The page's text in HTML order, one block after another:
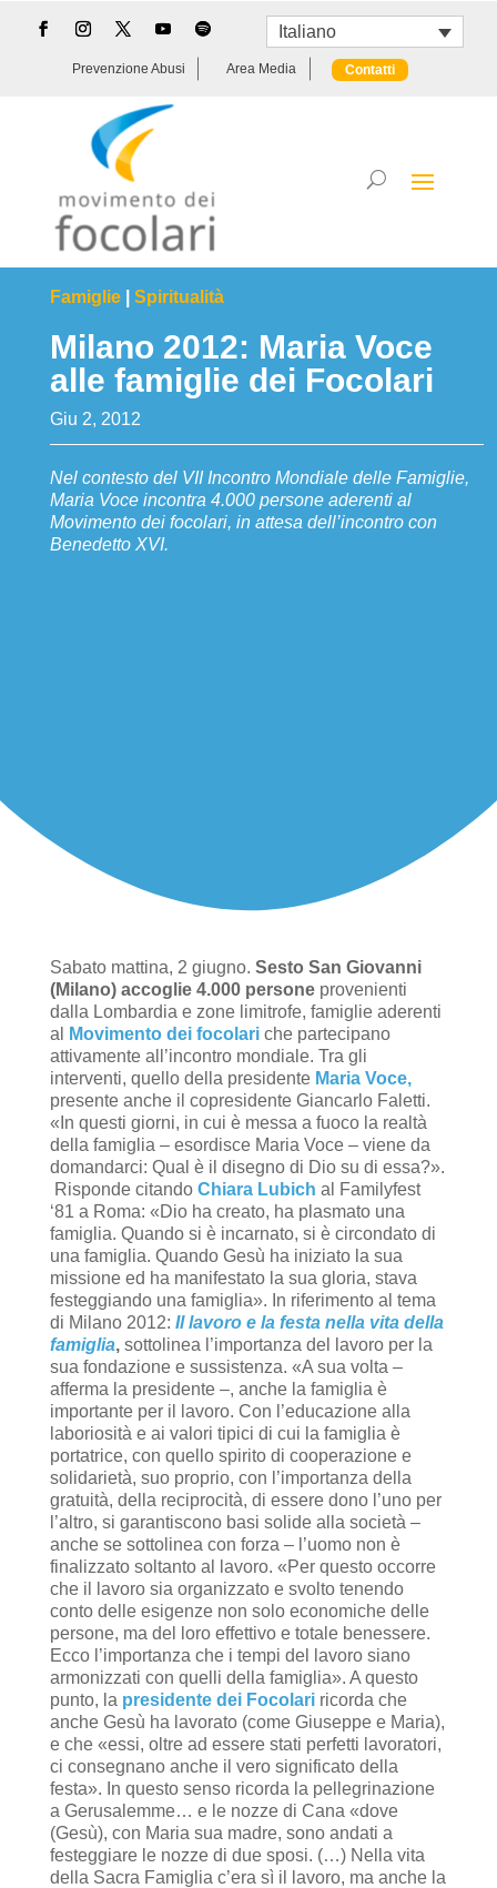
Italiano
Prevenzione Abusi Area Media Contatti
Famiglie| Spiritualità
Milano 2012: Maria Voce
alle famiglie dei Focolari
Giu 2, 2012
Nel contesto del VII Incontro Mondiale delle Famiglie,
Maria Voce incontra 4.000 persone aderenti al
Movimento dei focolari, in attesa dell’incontro con
Benedetto XVI.
Sabato mattina, 2 giugno. Sesto San Giovanni
(Milano) accoglie 4.000 personeprovenienti
dalla Lombardia e zone limitrofe, famiglie aderenti
al
Movimento dei focolariche partecipano
attivamente all’incontro mondiale. Tra gli
interventi, quello della presidente Maria Voce,
presente anche il copresidente Giancarlo Faletti.
«In questi giorni, in cui è messa a fuoco la realtà
della famiglia – esordisce Maria Voce – viene da
domandarci: Qual è il disegno di Dio su di essa?».
Risponde citando Chiara Lubich al Familyfest
‘81 a Roma: «Dio ha creato, ha plasmato una
famiglia. Quando si è incarnato, si è circondato di
una famiglia. Quando Gesù ha iniziato la sua
missione ed ha manifestato la sua gloria, stava
festeggiando una famiglia». In riferimento al tema
di Milano 2012: Il lavoro e la festa nella vita della
famiglia, sottolinea l’importanza del lavoro per la
sua fondazione e sussistenza. «A sua volta –
afferma la presidente –, anche la famiglia è
importante per il lavoro. Con l’educazione alla
laboriosità e ai valori tipici di cui la famiglia è
portatrice, con quello spirito di cooperazione e
solidarietà, suo proprio, con l’importanza della
gratuità, della reciprocità, di essere dono l’uno per
l’altro, si garantiscono basi solide alla società –
anche se sottolinea con forza – l’uomo non è
finalizzato soltanto al lavoro. «Per questo occorre
che il lavoro sia organizzato e svolto tenendo
conto delle esigenze non solo economiche delle
persone, ma del loro effettivo e totale benessere.
Ecco l’importanza che i tempi del lavoro siano
armonizzati con quelli della famiglia». A questo
punto, la presidente dei Focolari ricorda che
anche Gesù ha lavorato (come Giuseppe e Maria),
e che «essi, oltre ad essere stati perfetti lavoratori,
ci consegnano anche il vero significato della
festa». In questo senso ricorda la pellegrinazione
a Gerusalemme… e le nozze di Cana «dove
(Gesù), con Maria sua madre, sono andati a
festeggiare le nozze di due sposi. (…) Nella vita
della Sacra Famiglia c’era sì il lavoro, ma anche la